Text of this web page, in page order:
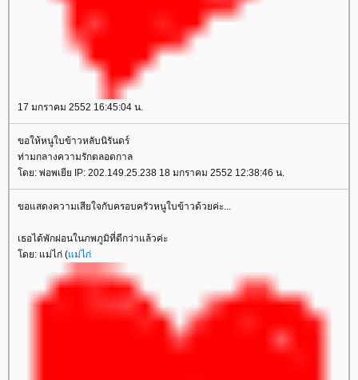
17 มกราคม 2552 16:45:04 น.
ขอให้หนูใบข้าวหลับนิรันดร์
ท่ามกลางความรักตลอดกาล
ดย: พ่อพเยีย IP: 202.149.25.238 18 มกราคม 2552 12:38:46 น.
ขอแสดงความเสียใจกับครอบครัวหนูใบข้าวด้วยค่ะ...
เธอได้พักผ่อนในภพภูมิที่ดีกว่าแล้วค่ะ
ดย: แม่ไก่ (ม่ไก่